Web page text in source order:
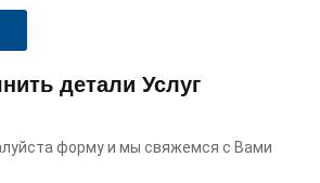
детали Услуг
форму и мы свяжемся с Вами